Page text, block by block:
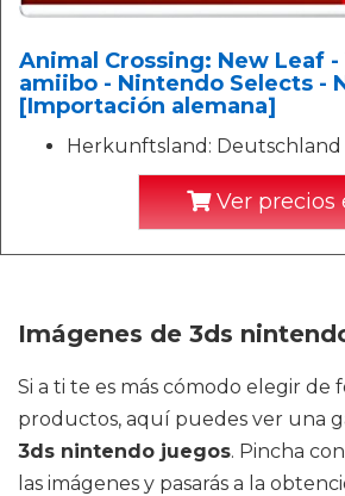
Animal Crossing: New Leaf
amiibo - Nintendo Selects -
[Importación alemana]
Herkunftsland: Deutschland
Ver precios
Imágenes de 3ds
Si a ti te es más cómodo elegir de
productos, aquí puedes ver una
3ds nintendo juegos. Pincha
las imágenes y pasarás a la